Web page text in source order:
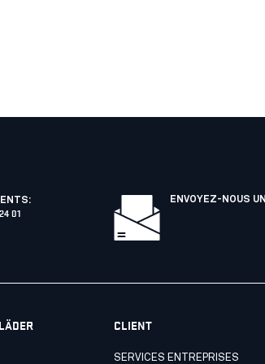
:
01
ENVOYEZ-NOUS
CLIENT
SERVICES ENTREPRISES